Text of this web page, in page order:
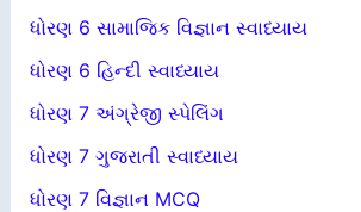
ધોરણ 6 સામાજિક વિજ્ઞાન સ્વાધ્યાય
ધોરણ 6 હિન્દી સ્વાધ્યાય
ધોરણ 7 અંગ્રેજી સ્પેલિંગ
ધોરણ 7 ગુજરાતી સ્વાધ્યાય
ધોરણ 7 વિજ્ઞાન MCQ